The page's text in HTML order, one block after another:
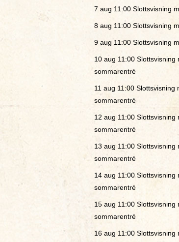
7 aug 11:00 Slottsvisning
8 aug 11:00 Slottsvisning
9 aug 11:00 Slottsvisning
10 aug 11:00 Slottsvisning
sommarentré
11 aug 11:00 Slottsvisning
sommarentré
12 aug 11:00 Slottsvisning
sommarentré
13 aug 11:00 Slottsvisning
sommarentré
14 aug 11:00 Slottsvisning
sommarentré
15 aug 11:00 Slottsvisning
sommarentré
16 aug 11:00 Slottsvisning